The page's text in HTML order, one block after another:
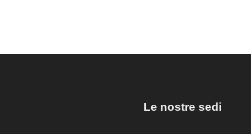
Le nostre sedi